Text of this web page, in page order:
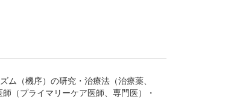
（機序）の研究・治療法（治療薬、
（プライマリーケア医師、専門医）・